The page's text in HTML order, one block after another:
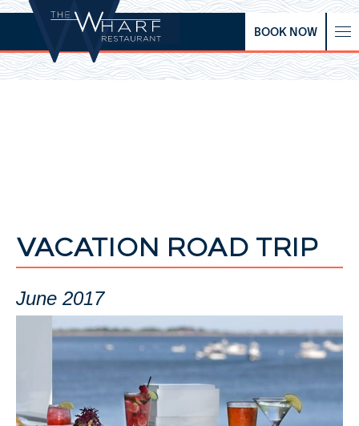
BOOK NOW
VACATION ROAD TRIP
June 2017